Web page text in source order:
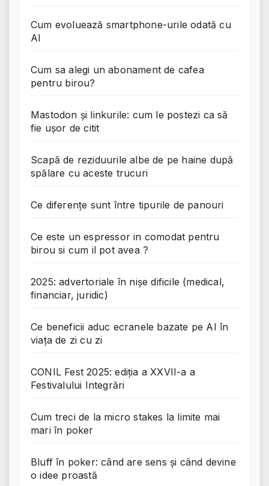
Cum evoluează smartphone-urile odată cu
AI
Cum sa alegi un abonament de cafea
pentru birou?
Mastodon și linkurile: cum le postezi ca să
fie ușor de citit
Scapă de reziduurile albe de pe haine după
spălare cu aceste trucuri
Ce diferențe sunt între tipurile de panouri
Ce este un espressor in comodat pentru
birou si cum il pot avea ?
2025: advertoriale în nișe dificile (medical,
financiar, juridic)
Ce beneficii aduc ecranele bazate pe AI în
viața de zi cu zi
CONIL Fest 2025: ediția a XXVII-a a
Festivalului Integrări
Cum treci de la micro stakes la limite mai
mari în poker
Bluff în poker: când are sens și când devine
o idee proastă